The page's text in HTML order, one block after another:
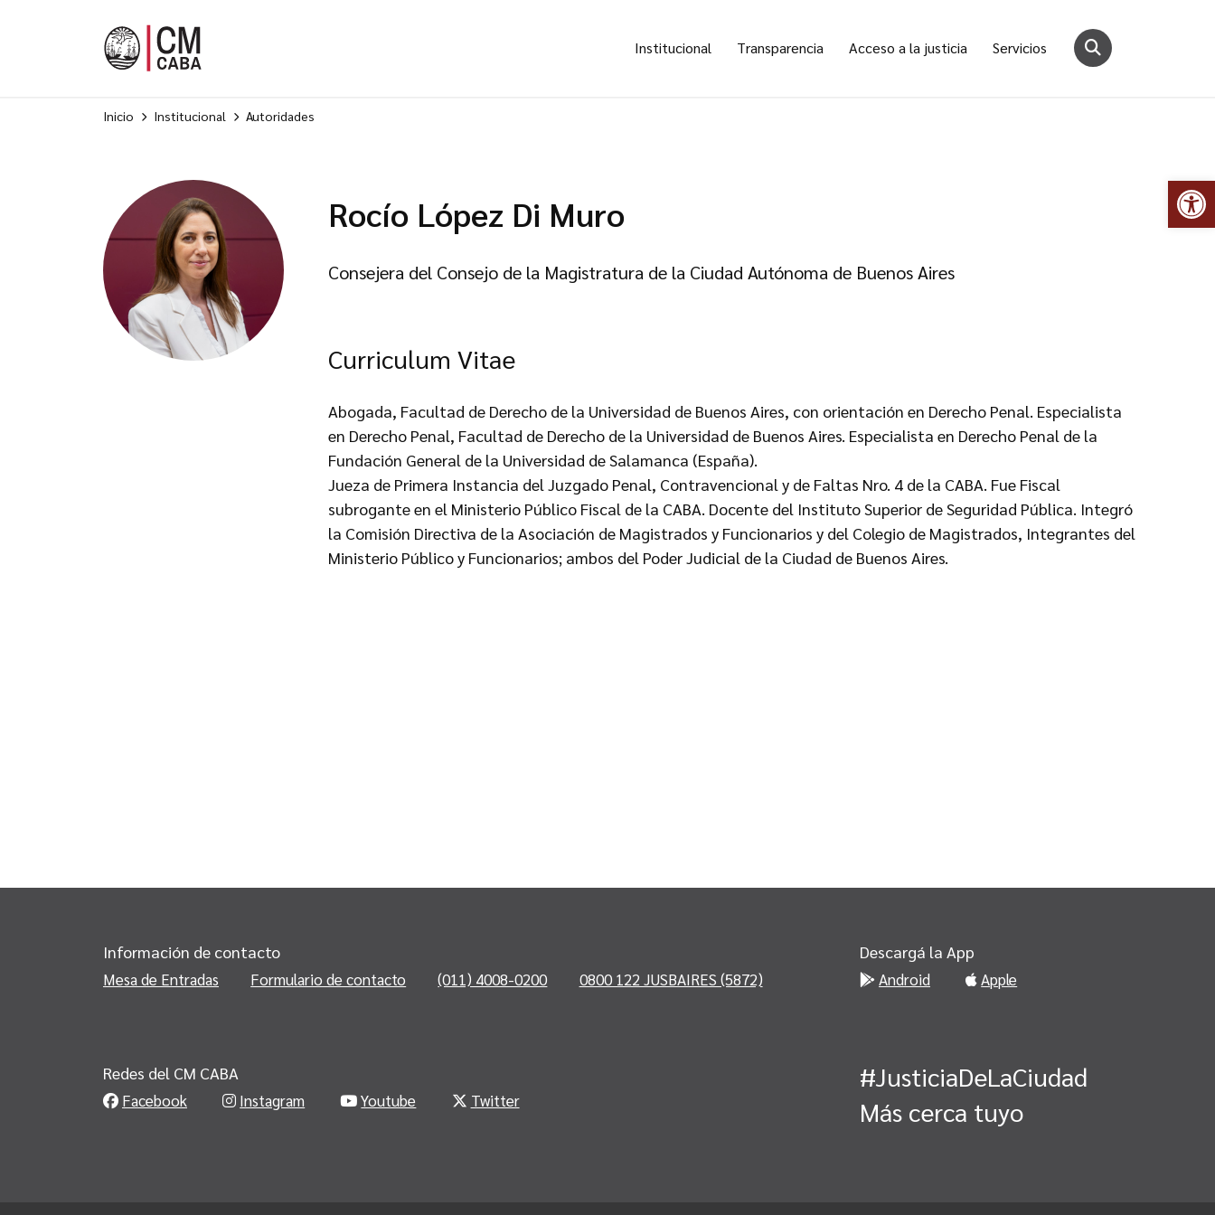
Institucional Transparencia Acceso a la justicia Servicios
Inicio Institucional Autoridades
Rocío López Di Muro
Consejera del Consejo de la Magistratura de la Ciudad Autónoma de Buenos Aires
Curriculum Vitae
Abogada, Facultad de Derecho de la Universidad de Buenos Aires, con orientación en Derecho Penal. Especialista
en Derecho Penal, Facultad de Derecho de la Universidad de Buenos Aires. Especialista en Derecho Penal de la
Fundación General de la Universidad de Salamanca (España).
Jueza de Primera Instancia del Juzgado Penal, Contravencional y de Faltas Nro. 4 de la CABA. Fue Fiscal
subrogante en el Ministerio Público Fiscal de la CABA. Docente del Instituto Superior de Seguridad Pública. Integró
la Comisión Directiva de la Asociación de Magistrados y Funcionarios y del Colegio de Magistrados, Integrantes del
Ministerio Público y Funcionarios; ambos del Poder Judicial de la Ciudad de Buenos Aires.
Información de contacto
Mesa de Entradas Formulario de contacto (011) 4008-0200 0800 122 JUSBAIRES (5872)
Descargá la App
Android Apple
Redes del CM CABA
Facebook Instagram Youtube Twitter
#JusticiaDeLaCiudad
Más cerca tuyo